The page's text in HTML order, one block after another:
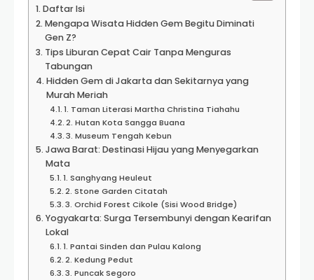
Daftar Isi
Mengapa Wisata Hidden Gem Begitu Diminati
Gen Z?
Tips Liburan Cepat Cair Tanpa Menguras
Tabungan
Hidden Gem di Jakarta dan Sekitarnya yang
Murah Meriah
1. Taman Literasi Martha Christina Tiahahu
2. Hutan Kota Sangga Buana
3. Museum Tengah Kebun
Jawa Barat: Destinasi Hijau yang Menyegarkan
Mata
1. Sanghyang Heuleut
2. Stone Garden Citatah
3. Orchid Forest Cikole (Sisi Wood Bridge)
Yogyakarta: Surga Tersembunyi dengan Kearifan
Lokal
1. Pantai Sinden dan Pulau Kalong
2. Kedung Pedut
3. Puncak Segoro